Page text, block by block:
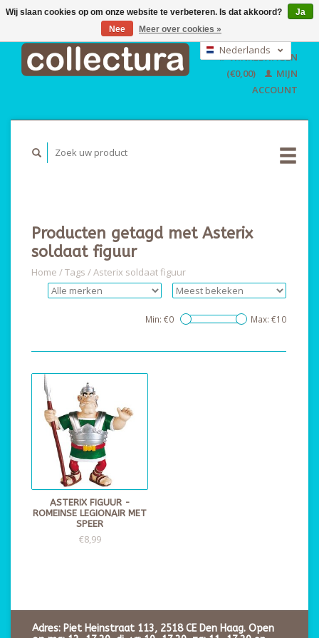
EUR
GBP
USD
Nederlands
English
WINKELWAGEN
(€0,00)
MIJN
ACCOUNT
Producten getagd met Asterix
soldaat figuur
Home /Tags /Asterix soldaat figuur
Min: €0 Max: €10
ASTERIX FIGUUR -
ROMEINSE LEGIONAIR MET
SPEER
€8,99
Adres: Piet Heinstraat 113, 2518 CE Den Haag. Open
Wij slaan cookies op om onze website te verbeteren. Is dat akkoord?
Ja
Nee
Meer over cookies »